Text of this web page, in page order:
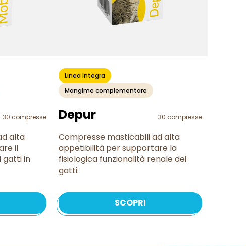
30 compresse
alta
il
gatti in
Linea Integra
Mangime complementare
Depur 30 compresse
Compresse masticabili ad alta
appetibilità per supportare la
fisiologica funzionalità renale dei
gatti.
SCOPRI